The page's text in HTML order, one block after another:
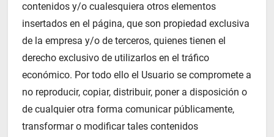
contenidos y/o cualesquiera otros elementos
insertados en el página, que son propiedad exclusiva
de la empresa y/o de terceros, quienes tienen el
derecho exclusivo de utilizarlos en el tráfico
económico. Por todo ello el Usuario se compromete a
no reproducir, copiar, distribuir, poner a disposición o
de cualquier otra forma comunicar públicamente,
transformar o modificar tales contenidos